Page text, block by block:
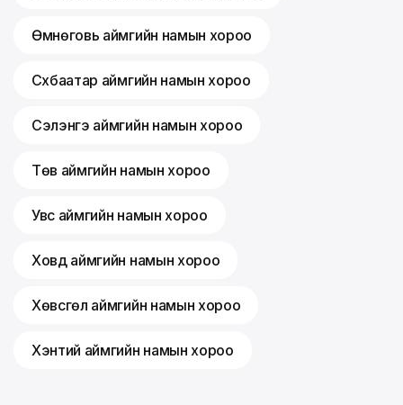
Өмнөговь аймгийн намын хороо
Сүхбаатар аймгийн намын хороо
Сэлэнгэ аймгийн намын хороо
Төв аймгийн намын хороо
Увс аймгийн намын хороо
Ховд аймгийн намын хороо
Хөвсгөл аймгийн намын хороо
Хэнтий аймгийн намын хороо